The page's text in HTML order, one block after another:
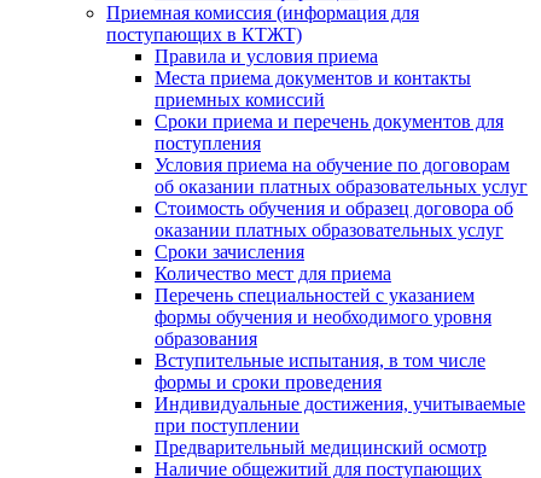
Приемная комиссия (информация для
поступающих в КТЖТ)
Правила и условия приема
Места приема документов и контакты
приемных комиссий
Сроки приема и перечень документов для
поступления
Условия приема на обучение по договорам
об оказании платных образовательных услуг
Стоимость обучения и образец договора об
оказании платных образовательных услуг
Сроки зачисления
Количество мест для приема
Перечень специальностей с указанием
формы обучения и необходимого уровня
образования
Вступительные испытания, в том числе
формы и сроки проведения
Индивидуальные достижения, учитываемые
при поступлении
Предварительный медицинский осмотр
Наличие общежитий для поступающих